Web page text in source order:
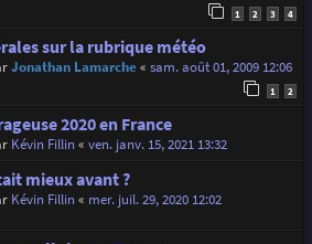
1 2 3 4
sur la rubrique météo
Jonathan Lamarche« sam. août 01, 2009 12:06
1 2
2020 en France
Kévin Fillin« ven. janv. 15, 2021 13:32
mieux avant ?
Kévin Fillin« mer. juil. 29, 2020 12:02